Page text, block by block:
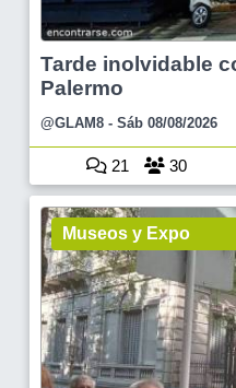
Tarde inolvidable
Palermo
@GLAM8 - Sáb 08/08/2026
21 30
Museos y Expo